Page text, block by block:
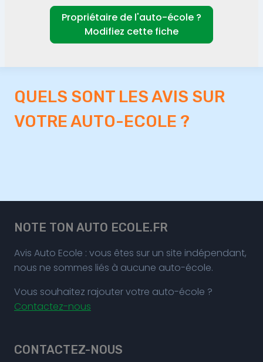
Propriétaire de l'auto-école ?
Modifiez cette fiche
QUELS SONT LES AVIS SUR
VOTRE AUTO-ECOLE ?
NOTE TON AUTO ECOLE.FR
Avis Auto Ecole : vous êtes sur un site indépendant,
nous ne sommes liés à aucune auto-école.
Vous souhaitez rajouter votre auto-école ?
Contactez-nous
CONTACTEZ-NOUS